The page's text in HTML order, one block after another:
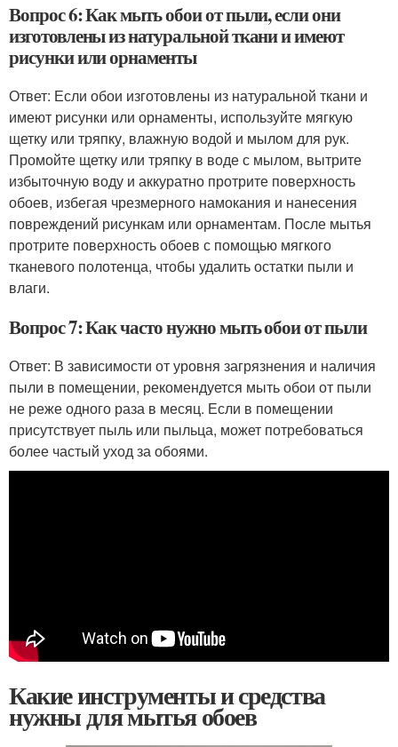
Вопрос 6: Как мыть обои от пыли, если они
изготовлены из натуральной ткани и имеют
рисунки или орнаменты
Ответ: Если обои изготовлены из натуральной ткани и
имеют рисунки или орнаменты, используйте мягкую
щетку или тряпку, влажную водой и мылом для рук.
Промойте щетку или тряпку в воде с мылом, вытрите
избыточную воду и аккуратно протрите поверхность
обоев, избегая чрезмерного намокания и нанесения
повреждений рисункам или орнаментам. После мытья
протрите поверхность обоев с помощью мягкого
тканевого полотенца, чтобы удалить остатки пыли и
влаги.
Вопрос 7: Как часто нужно мыть обои от пыли
Ответ: В зависимости от уровня загрязнения и наличия
пыли в помещении, рекомендуется мыть обои от пыли
не реже одного раза в месяц. Если в помещении
присутствует пыль или пыльца, может потребоваться
более частый уход за обоями.
Какие инструменты и средства
нужны для мытья обоев